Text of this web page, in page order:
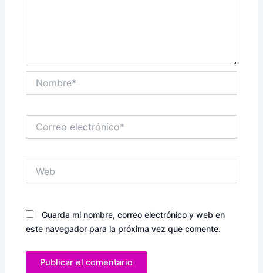
electrónico*
Guarda mi nombre, correo electrónico y web en
este navegador para la próxima vez que comente.